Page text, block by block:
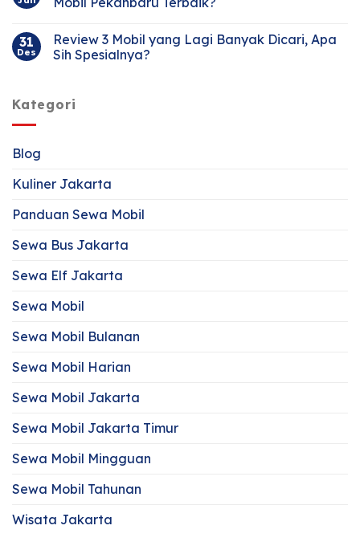
31
Des
Review 3 Mobil yang Lagi Banyak Dicari, Apa
Sih Spesialnya?
Kategori
Blog
Kuliner Jakarta
Panduan Sewa Mobil
Sewa Bus Jakarta
Sewa Elf Jakarta
Sewa Mobil
Sewa Mobil Bulanan
Sewa Mobil Harian
Sewa Mobil Jakarta
Sewa Mobil Jakarta Timur
Sewa Mobil Mingguan
Sewa Mobil Tahunan
Wisata Jakarta